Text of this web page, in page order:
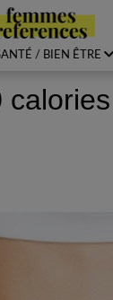
/ BIEN ÊTRE